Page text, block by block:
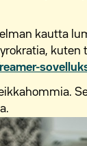
kautta